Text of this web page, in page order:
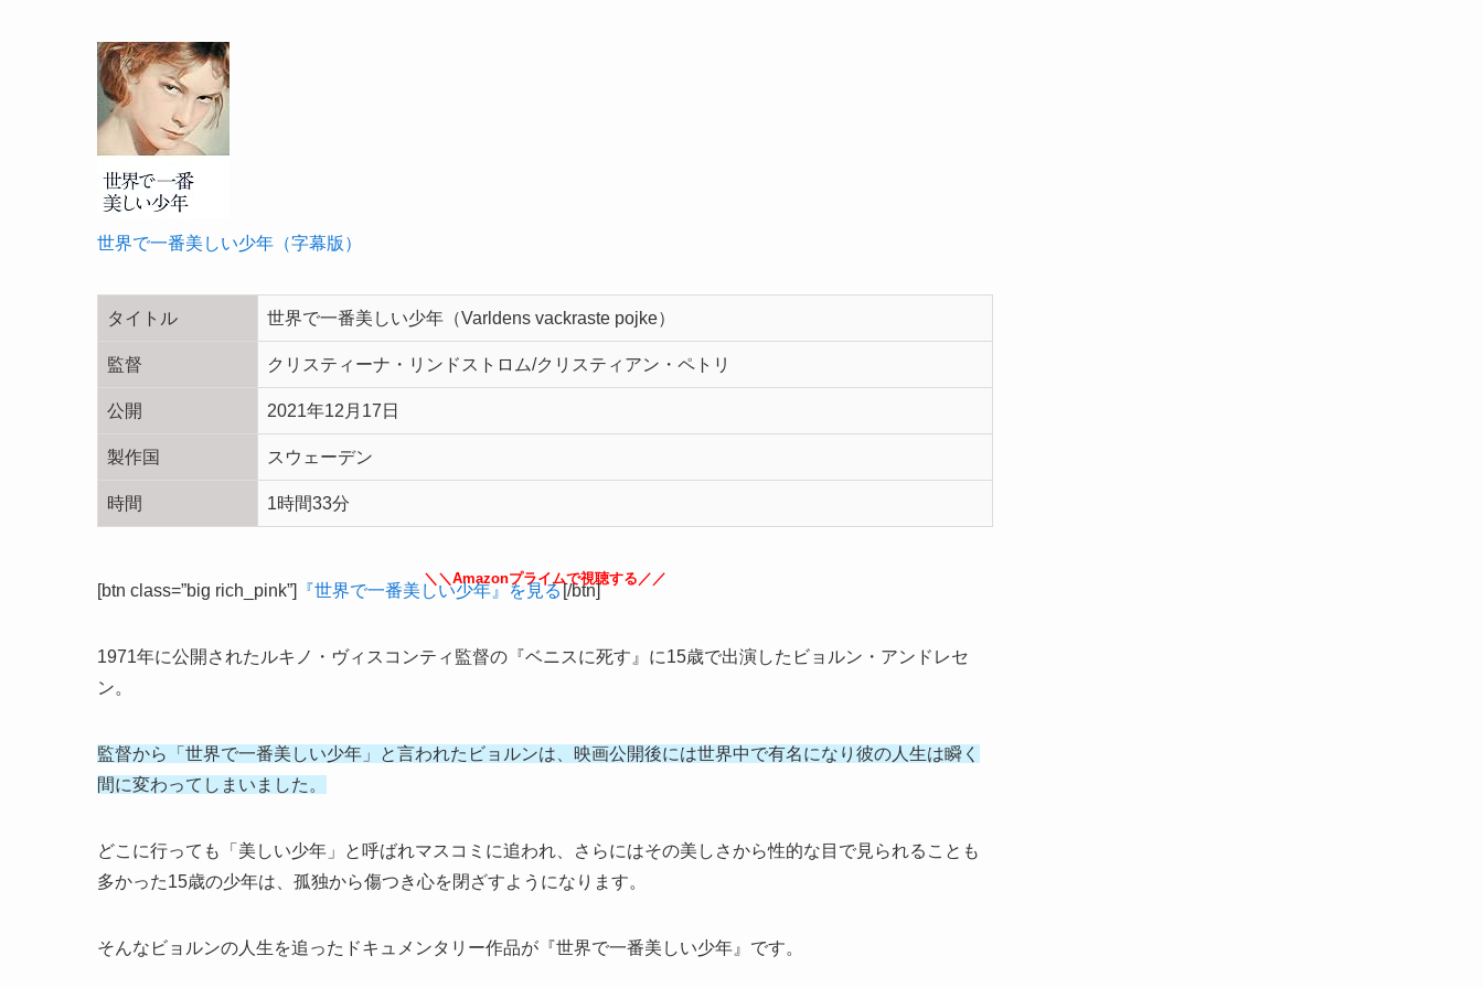
世界で一番美しい少年（字幕版）
タイトル 世界で一番美しい少年（Varldens vackraste pojke）
監督 クリスティーナ・リンドストロム/クリスティアン・ペトリ
公開 2021年12月17日
製作国 スウェーデン
時間 1時間33分
＼＼Amazonプライムで視聴する／／
[btn class=”big rich_pink”] 『世界で一番美しい少年』を見る [/btn]
1971年に公開されたルキノ・ヴィスコンティ監督の『ベニスに死す』に15歳で出演したビョルン・アンドレセ
ン。
監督から「世界で一番美しい少年」と言われたビョルンは、映画公開後には世界中で有名になり彼の人生は瞬く
間に変わってしまいました。
どこに行っても「美しい少年」と呼ばれマスコミに追われ、さらにはその美しさから性的な目で見られることも
多かった15歳の少年は、孤独から傷つき心を閉ざすようになります。
そんなビョルンの人生を追ったドキュメンタリー作品が『世界で一番美しい少年』です。